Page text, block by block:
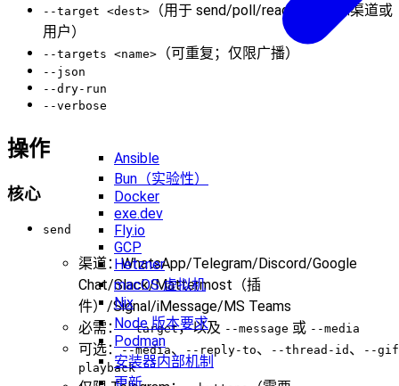
Ansible
Bun（实验性）
Docker
exe.dev
Fly.io
GCP
Hetzner
macOS 虚拟机
Nix
Node 版本要求
Podman
安装器内部机制
--target <dest>
（用于 send/poll/read 等的目标渠道或
用户）
--targets <name> （可重复；仅限广播）
--json
--dry-run
--verbose
操作
核心
send
渠道：WhatsApp/Telegram/Discord/Google
Chat/Slack/Mattermost（插
件）/Signal/iMessage/MS Teams
必需：--target，以及 --message 或 --media
可选：--media、 --reply-to、 --thread-id 、
--
playback